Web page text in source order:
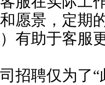
愿景，定期
有助于客服
招聘仅为了